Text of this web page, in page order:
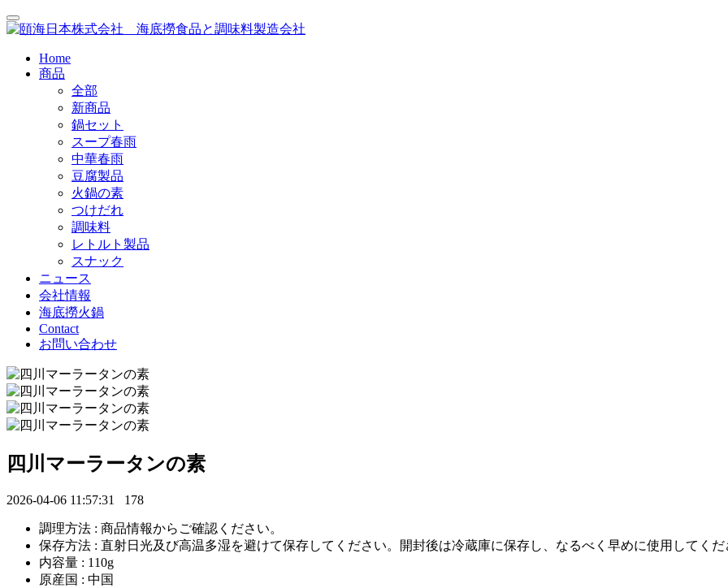
Home
商品
全部
新商品
鍋セット
スープ春雨
中華春雨
豆腐製品
火鍋の素
つけだれ
調味料
レトルト製品
スナック
ニュース
会社情報
海底撈火鍋
Contact
お問い合わせ
四川マーラータンの素
2026-04-06 11:57:31 178
調理方法 : 商品情報からご確認ください。
保存方法 : 直射日光及び高温多湿を避けて保存してください。開封後は冷蔵庫に保存し、なるべく早めに使用してくだ
内容量 : 110g
原産国 : 中国